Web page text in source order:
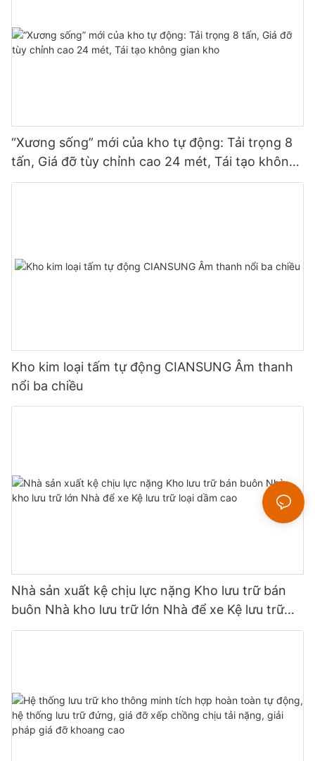
“Xương sống” mới của kho tự động: Tải trọng 8
tấn, Giá đỡ tùy chỉnh cao 24 mét, Tái tạo không
gian kho
Kho kim loại tấm tự động CIANSUNG Âm thanh
nổi ba chiều
Nhà sản xuất kệ chịu lực nặng Kho lưu trữ bán
buôn Nhà kho lưu trữ lớn Nhà để xe Kệ lưu trữ
loại dầm cao